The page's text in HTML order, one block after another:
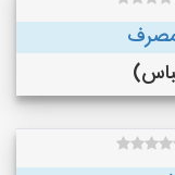
مصرف